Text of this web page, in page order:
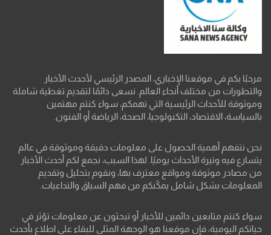
مرحبًا بكم في موقعنا الإخباري، المصدر الرئيسي لأحدث الأخبار
والتطورات من مختلف أنحاء العالم. نسعى دائمًا لتقديم تغطية شاملة
وموثوقة للأحداث الرئيسية التي تهمكم، سواء كنتم مهتمين
بالسياسة، الاقتصاد، التكنولوجيا، الصحة، الرياضة أو الفنون.
نحن نتفهم أهمية الحصول على معلومات دقيقة وموثوقة في عالم
يتسارع فيه وتيرة الأحداث يوميًا. لهذا السبب، نجمع لكم أحدث الأخبار
من مصادر موثوقة ومواقع معترف بها، ونقوم بتحليل وتقديم
المعلومات بشكل شامل يمكّنكم من فهم السياق والتداعيات.
سواء كنتم متابعين دائمين للأخبار أو تبحثون عن معلومات تؤثر في
حياتكم اليومية، فإن موقعنا هو الوجهة المثلى للبقاء على اطلاع بأحدث